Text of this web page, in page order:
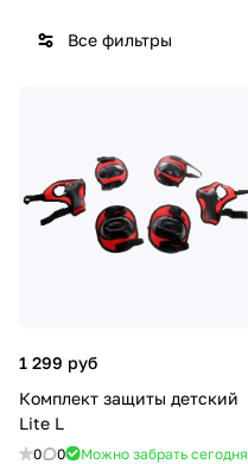
Все фильтры
1 299 руб
Комплект защиты детский
Lite L
0 0 Можно забрать сегодня